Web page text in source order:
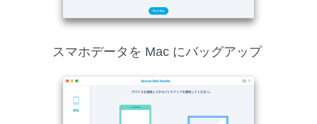
スマホデータを Mac にバッグアップ